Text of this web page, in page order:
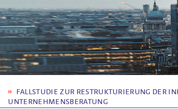
FALLSTUDIE ZUR RESTRUKTURIERUNG DER
NTERNEHMENSBERATUNG